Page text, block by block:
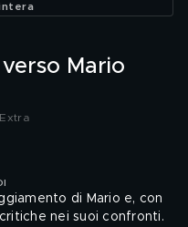
Mario
di Mario e, con
nei suoi confronti.